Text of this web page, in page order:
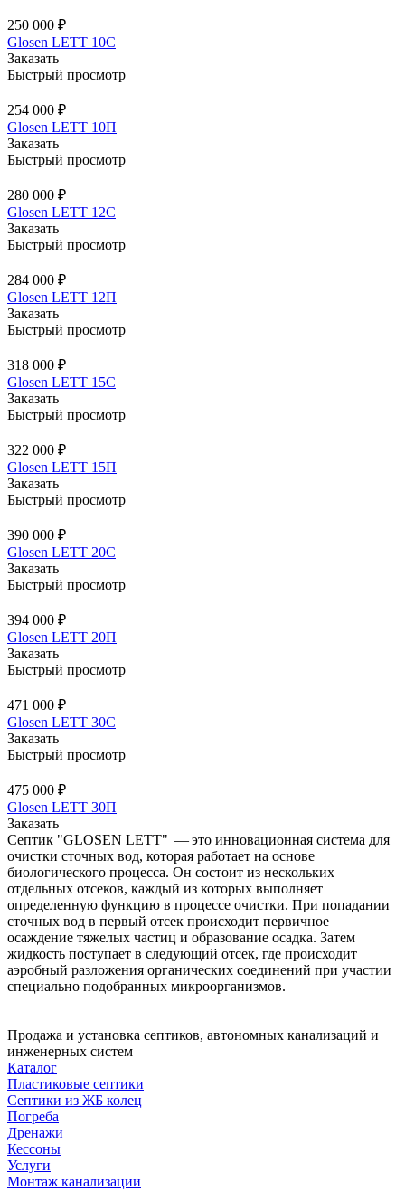
250 000 ₽
Glosen LETT 10С
Заказать
Быстрый просмотр
254 000 ₽
Glosen LETT 10П
Заказать
Быстрый просмотр
280 000 ₽
Glosen LETT 12С
Заказать
Быстрый просмотр
284 000 ₽
Glosen LETT 12П
Заказать
Быстрый просмотр
318 000 ₽
Glosen LETT 15С
Заказать
Быстрый просмотр
322 000 ₽
Glosen LETT 15П
Заказать
Быстрый просмотр
390 000 ₽
Glosen LETT 20С
Заказать
Быстрый просмотр
394 000 ₽
Glosen LETT 20П
Заказать
Быстрый просмотр
471 000 ₽
Glosen LETT 30С
Заказать
Быстрый просмотр
475 000 ₽
Glosen LETT 30П
Заказать
Септик "GLOSEN LETT" — это инновационная система для
очистки сточных вод, которая работает на основе
биологического процесса. Он состоит из нескольких
отдельных отсеков, каждый из которых выполняет
определенную функцию в процессе очистки. При попадании
сточных вод в первый отсек происходит первичное
осаждение тяжелых частиц и образование осадка. Затем
жидкость поступает в следующий отсек, где происходит
аэробный разложения органических соединений при участии
специально подобранных микроорганизмов.
Продажа и установка септиков, автономных канализаций и
инженерных систем
Каталог
Пластиковые септики
Септики из ЖБ колец
Погреба
Дренажи
Кессоны
Услуги
Монтаж канализации